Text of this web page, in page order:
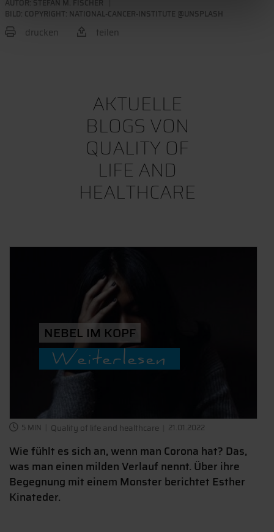
AUTOR: STEFAN M. FISCHER
BILD: COPYRIGHT: NATIONAL-CANCER-INSTITUTE @UNSPLASH
drucken teilen
AKTUELLE
BLOGS VON
QUALITY OF
LIFE AND
HEALTHCARE
NEBEL IM KOPF
Weiterlesen
5 MIN Quality of life and healthcare 21.01.2022
Wie fühlt es sich an, wenn man Corona hat? Das,
was man einen milden Verlauf nennt. Über ihre
Begegnung mit einem Monster berichtet Esther
Kinateder.